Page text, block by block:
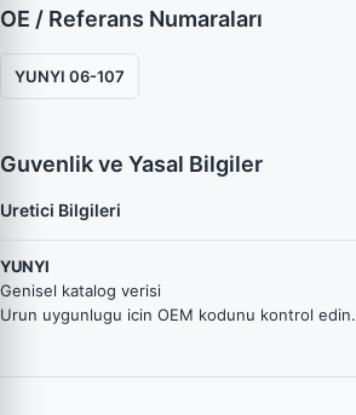
OE / Referans Numaraları
YUNYI 06-107
Guvenlik ve Yasal Bilgiler
Uretici Bilgileri
YUNYI
Genisel katalog verisi
Urun uygunlugu icin OEM kodunu kontrol edin.